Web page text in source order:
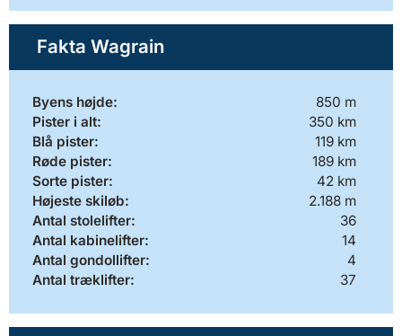
Fakta Wagrain
Byens højde:
850 m
Pister i alt:
350 km
Blå pister:
119 km
Røde pister:
189 km
Sorte pister:
42 km
Højeste skiløb:
2.188 m
Antal stolelifter:
36
Antal kabinelifter:
14
Antal gondollifter:
4
Antal træklifter:
37